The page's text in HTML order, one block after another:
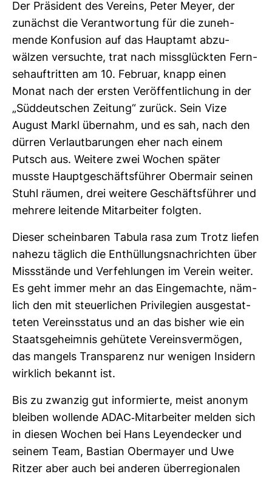
Der Prä­si­dent des Ver­eins, Peter Meyer, der
zunächst die Ver­ant­wor­tung für die zuneh­
mende Kon­fu­sion auf das Hauptamt abzu­
wälzen ver­suchte, trat nach miss­glückten Fern­
seh­auf­tritten am 10. Februar, knapp einen
Monat nach der ersten Ver­öf­fent­li­chung in der
„Süd­deut­schen Zei­tung“ zurück. Sein Vize
August Markl über­nahm, und es sah, nach den
dürren Ver­laut­ba­rungen eher nach einem
Putsch aus. Wei­tere zwei Wochen später
musste Haupt­ge­schäfts­führer Ober­mair seinen
Stuhl räumen, drei wei­tere Geschäfts­führer und
meh­rere lei­tende Mit­ar­beiter folgten.
Dieser schein­baren Tabula rasa zum Trotz liefen
nahezu täg­lich die Ent­hül­lungs­nach­richten über
Miss­stände und Ver­feh­lungen im Verein weiter.
Es geht immer mehr an das Ein­ge­machte, näm­
lich den mit steu­er­li­chen Pri­vi­le­gien aus­ge­stat­
teten Ver­eins­status und an das bisher wie ein
Staats­ge­heimnis gehü­tete Ver­eins­ver­mögen,
das man­gels Trans­pa­renz nur wenigen Insi­dern
wirk­lich bekannt ist.
Bis zu zwanzig gut infor­mierte, meist anonym
bleiben wol­lende ADAC-​Mit­ar­beiter melden sich
in diesen Wochen bei Hans Ley­en­de­cker und
seinem Team, Bas­tian Ober­mayer und Uwe
Ritzer aber auch bei anderen über­re­gio­nalen